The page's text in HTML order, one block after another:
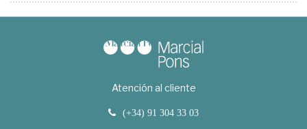
Atención al cliente
(+34) 91 304 33 03